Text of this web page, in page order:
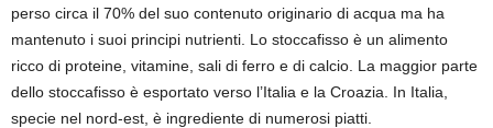
perso circa il 70% del suo contenuto originario di acqua ma ha
mantenuto i suoi principi nutrienti. Lo stoccafisso è un alimento
ricco di proteine, vitamine, sali di ferro e di calcio. La maggior parte
dello stoccafisso è esportato verso l’Italia e la Croazia. In Italia,
specie nel nord-est, è ingrediente di numerosi piatti.